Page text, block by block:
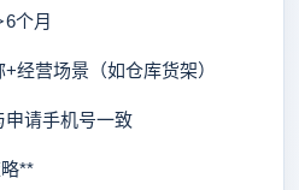
个月
营场景（如仓库货架）
请手机号一致
**